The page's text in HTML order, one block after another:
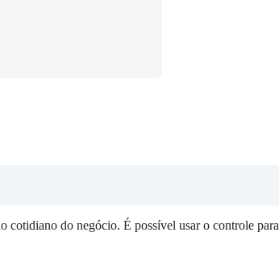
do negócio. É possível usar o controle para